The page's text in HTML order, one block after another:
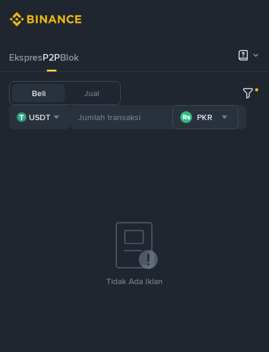
EkspresP2PBlok
Beli Jual
USDT PKR
Tidak Ada Iklan